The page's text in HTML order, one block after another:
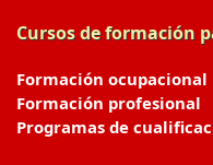
Cursos de formación
Formación ocupacional
Formación profesional
Programas de